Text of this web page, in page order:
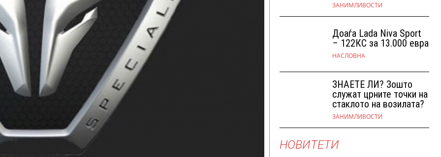
ЗАНИМЛИВОСТИ
Доаѓа Lada Niva Sport
– 122КС за 13.000 евра
НАСЛОВНА
ЗНАЕТЕ ЛИ? Зошто
служат црните точки на
стаклото на возилата?
ЗАНИМЛИВОСТИ
НОВИТЕТИ